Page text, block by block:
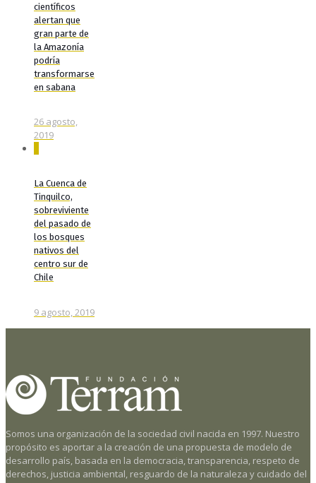
científicos
alertan que
gran parte de
la Amazonía
podría
transformarse
en sabana
26 agosto,
2019
La Cuenca de
Tinquilco,
sobreviviente
del pasado de
los bosques
nativos del
centro sur de
Chile
9 agosto, 2019
Somos una organización de la sociedad civil nacida en 1997. Nuestro
propósito es aportar a la creación de una propuesta de modelo de
desarrollo país, basada en la democracia, transparencia, respeto de
derechos, justicia ambiental, resguardo de la naturaleza y cuidado del